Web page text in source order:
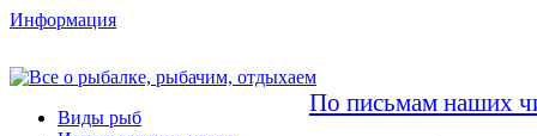
Информация
Виды рыб
По письмам наших